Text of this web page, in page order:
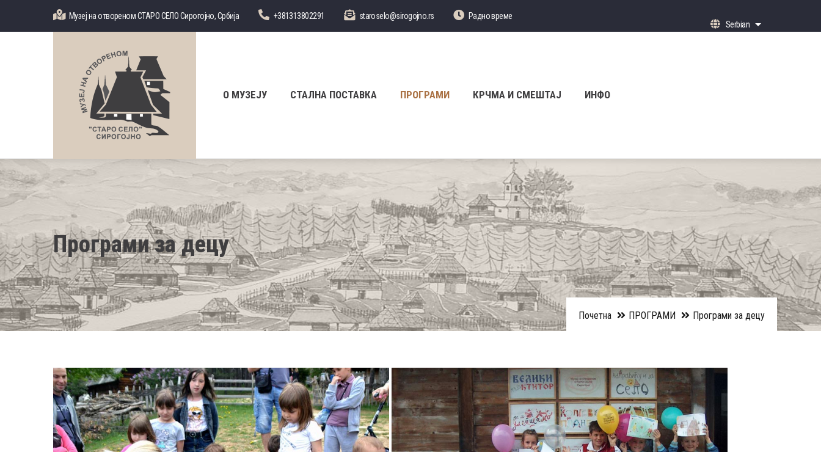
Музеј на отвореном СТАРО СЕЛО Сирогојно, Србија +381313802291 staroselo@sirogojno.rs
Радно време
Serbian
List additional
навигација
О МУЗЕЈУ СТАЛНА ПОСТАВКА ПРОГРАМИ КРЧМА И СМЕШТАЈ ИНФО
Програми за децу
Почетна ПРОГРАМИ Програми за децу